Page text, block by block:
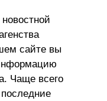
сайте вы
Чаще всего